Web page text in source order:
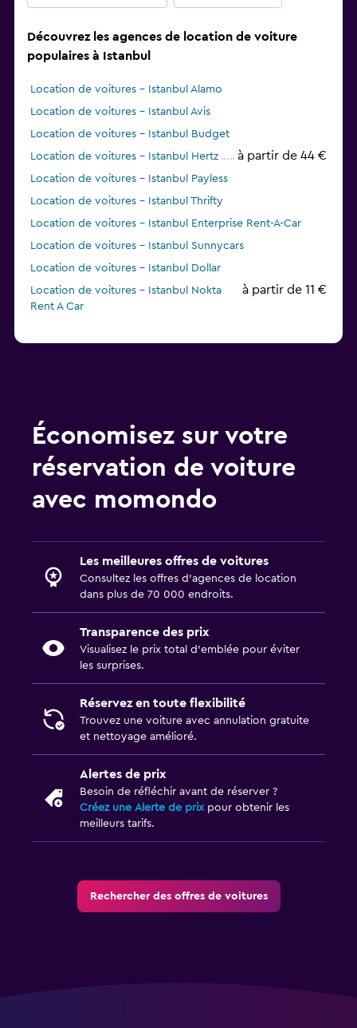
Découvrez les agences de location de voiture
populaires à Istanbul
Location de voitures - Istanbul Alamo
Location de voitures - Istanbul Avis
Location de voitures - Istanbul Budget
Location de voitures - Istanbul Hertz
à partir de 44 €
Location de voitures - Istanbul Payless
Location de voitures - Istanbul Thrifty
Location de voitures - Istanbul Enterprise Rent-A-Car
Location de voitures - Istanbul Sunnycars
Location de voitures - Istanbul Dollar
Location de voitures - Istanbul Nokta
Rent A Car
à partir de 11 €
Économisez sur votre
réservation de voiture
avec momondo
Les meilleures offres de voitures
Consultez les offres d’agences de location
dans plus de 70 000 endroits.
Transparence des prix
Visualisez le prix total d’emblée pour éviter
les surprises.
Réservez en toute flexibilité
Trouvez une voiture avec annulation gratuite
et nettoyage amélioré.
Alertes de prix
Besoin de réfléchir avant de réserver ?
Créez une Alerte de prixpour obtenir les
meilleurs tarifs.
Rechercher des offres de voitures